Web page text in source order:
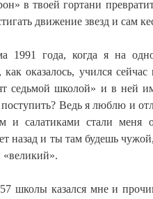
в твоей гортани
движение звезд и сам
1991 года, когда я на
оказалось, учился
седьмой школой» и в ней
Ведь я люблю и
и салатиками стали меня
назад и ты там будешь
«великий».
школы казался мне и